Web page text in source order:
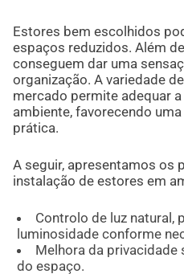
Estores bem escolhidos
espaços reduzidos. Além
conseguem dar uma
organização. A variedade
mercado permite adequar
ambiente, favorecendo
prática.
A seguir, apresentamos os
instalação de estores em
Controlo de luz natural,
luminosidade conforme
Melhora da
do espaço.